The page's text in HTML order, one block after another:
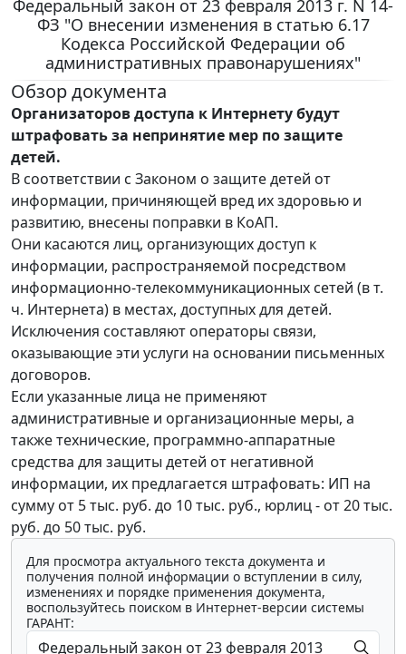
Федеральный закон от 23 февраля 2013 г. N 14-
ФЗ "О внесении изменения в статью 6.17
Кодекса Российской Федерации об
административных правонарушениях"
Обзор документа
Организаторов доступа к Интернету будут
штрафовать за непринятие мер по защите
детей.
В соответствии с Законом о защите детей от
информации, причиняющей вред их здоровью и
развитию, внесены поправки в КоАП.
Они касаются лиц, организующих доступ к
информации, распространяемой посредством
информационно-телекоммуникационных сетей (в т.
ч. Интернета) в местах, доступных для детей.
Исключения составляют операторы связи,
оказывающие эти услуги на основании письменных
договоров.
Если указанные лица не применяют
административные и организационные меры, а
также технические, программно-аппаратные
средства для защиты детей от негативной
информации, их предлагается штрафовать: ИП на
сумму от 5 тыс. руб. до 10 тыс. руб., юрлиц - от 20 тыс.
руб. до 50 тыс. руб.
Для просмотра актуального текста документа и
получения полной информации о вступлении в силу,
изменениях и порядке применения документа,
воспользуйтесь поиском в Интернет-версии системы
ГАРАНТ: